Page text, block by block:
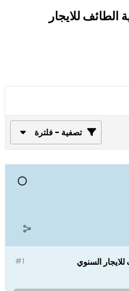
للايجار
تصفية - فلترة
#1 السنوي